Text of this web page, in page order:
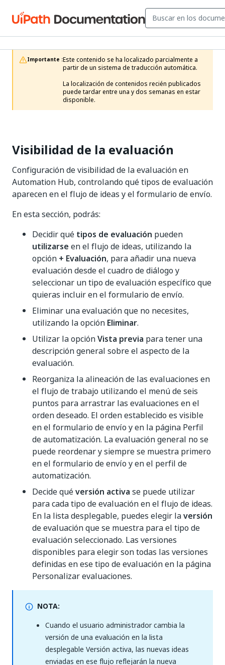
Importante :Este contenido se ha localizado parcialmente a
partir de un sistema de traducción automática.
La localización de contenidos recién publicados
puede tardar entre una y dos semanas en estar
disponible.
Visibilidad de la evaluación
Configuración de visibilidad de la evaluación en
Automation Hub, controlando qué tipos de evaluación
aparecen en el flujo de ideas y el formulario de envío.
En esta sección, podrás:
Decidir qué tipos de evaluación pueden
utilizarse en el flujo de ideas, utilizando la
opción + Evaluación, para añadir una nueva
evaluación desde el cuadro de diálogo y
seleccionar un tipo de evaluación específico que
quieras incluir en el formulario de envío.
Eliminar una evaluación que no necesites,
utilizando la opción Eliminar.
Utilizar la opciónVista previa para tener una
descripción general sobre el aspecto de la
evaluación.
Reorganiza la alineación de las evaluaciones en
el flujo de trabajo utilizando el menú de seis
puntos para arrastrar las evaluaciones en el
orden deseado. El orden establecido es visible
en el formulario de envío y en la página Perfil
de automatización. La evaluación general no se
puede reordenar y siempre se muestra primero
en el formulario de envío y en el perfil de
automatización.
Decide quéversión activa se puede utilizar
para cada tipo de evaluación en el flujo de ideas.
En la lista desplegable, puedes elegir laversión
de evaluación que se muestra para el tipo de
evaluación seleccionado. Las versiones
disponibles para elegir son todas las versiones
definidas en ese tipo de evaluación en la página
Personalizar evaluaciones.
NOTA:
Cuando el usuario administrador cambia la
versión de una evaluación en la lista
desplegable Versión activa, las nuevas ideas
enviadas en ese flujo reflejarán la nueva